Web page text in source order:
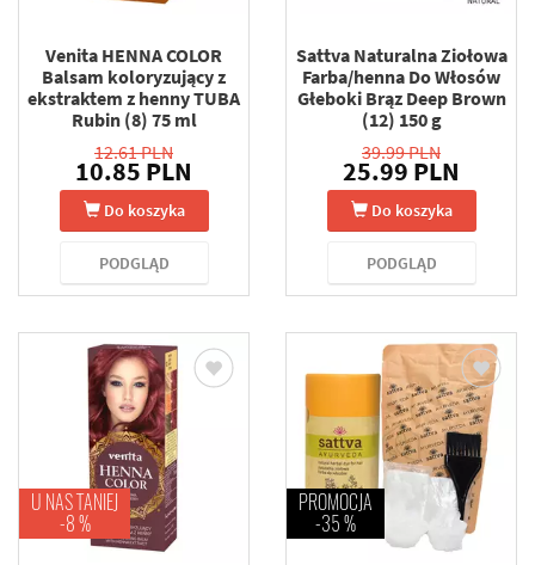
Venita HENNA COLOR
Balsam koloryzujący z
ekstraktem z henny TUBA
Rubin (8) 75 ml
12.61 PLN
10.85 PLN
Do koszyka
PODGLĄD
Sattva Naturalna Ziołowa
Farba/henna Do Włosów
Głeboki Brąz Deep Brown
(12) 150 g
39.99 PLN
25.99 PLN
Do koszyka
PODGLĄD
U NAS TANIEJ
-8 %
PROMOCJA
-35 %